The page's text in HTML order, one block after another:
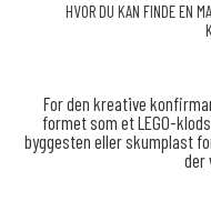
HVOR DU KAN FINDE EN
For den kreative
formet som et LEGO-
byggesten eller skumplast
der